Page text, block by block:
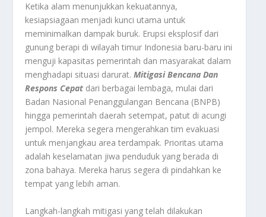
Ketika alam menunjukkan kekuatannya,
kesiapsiagaan menjadi kunci utama untuk
meminimalkan dampak buruk. Erupsi eksplosif dari
gunung berapi di wilayah timur Indonesia baru-baru ini
menguji kapasitas pemerintah dan masyarakat dalam
menghadapi situasi darurat.Mitigasi Bencana Dan
Respons Cepat dari berbagai lembaga, mulai dari
Badan Nasional Penanggulangan Bencana (BNPB)
hingga pemerintah daerah setempat, patut di acungi
jempol. Mereka segera mengerahkan tim evakuasi
untuk menjangkau area terdampak. Prioritas utama
adalah keselamatan jiwa penduduk yang berada di
zona bahaya. Mereka harus segera di pindahkan ke
tempat yang lebih aman.
Langkah-langkah mitigasi yang telah dilakukan